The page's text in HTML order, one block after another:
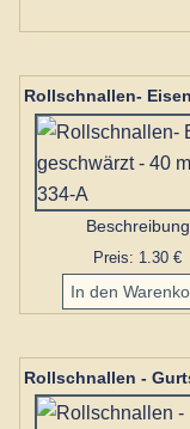
Beschreibung
Preis: 1.30 €